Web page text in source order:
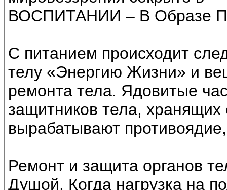
ВОСПИТАНИИ – В Образе
С питанием происходит
телу «Энергию Жизни» и
ремонта тела. Ядовитые
защитников тела,
вырабатывают
Ремонт и защита органов
Душой. Когда нагрузка на